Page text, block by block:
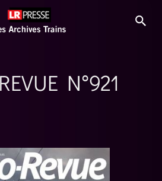
N°921